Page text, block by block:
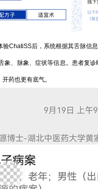
验ChatiSS后，系统根据其舌脉信
、脉象、症状等信息。患者复
药也更有底气。